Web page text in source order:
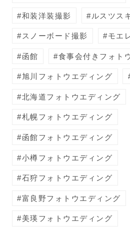
和装洋装撮影 ルスツス
スノーボード撮影 モエ
函館 食事会付きフォト
旭川フォトウエディング
北海道フォトウエディング
札幌フォトウエディング
函館フォトウエディング
小樽フォトウエディング
石狩フォトウエディング
富良野フォトウエディング
美瑛フォトウエディング